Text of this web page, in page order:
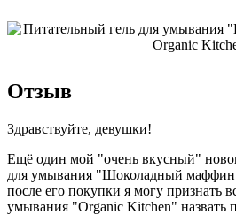
Отзыв
Здравствуйте, девушки!
Ещё один мой "очень вкусный"
для умывания "Шоколадный
после его покупки я могу признать
умывания "Organic Kitchen" назвать